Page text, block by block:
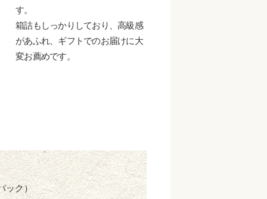
す。
箱詰もしっかりしており、高級感
があふれ、ギフトでのお届けに大
変お薦めです。
ック）